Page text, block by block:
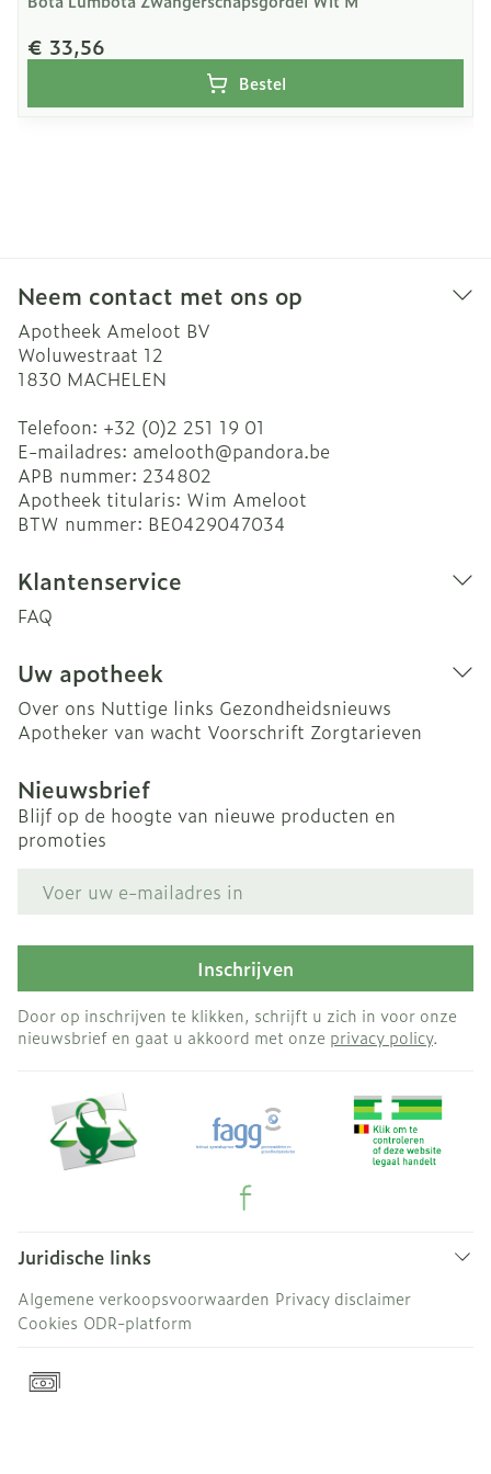
€ 33,56
Bestel
Neem contact met ons op
Apotheek Ameloot BV
Woluwestraat 12
1830 MACHELEN
Telefoon: +32 (0)2 251 19 01
E-mailadres: amelooth@pandora.be
APB nummer: 234802
Apotheek titularis: Wim Ameloot
BTW nummer: BE0429047034
Klantenservice
FAQ
Uw apotheek
Over ons Nuttige links Gezondheidsnieuws
Apotheker van wacht Voorschrift Zorgtarieven
Nieuwsbrief
Blijf op de hoogte van nieuwe producten en
promoties
Inschrijven
Door op inschrijven te klikken, schrijft u zich in voor onze
nieuwsbrief en gaat u akkoord met onze privacy policy.
Juridische links
Algemene verkoopsvoorwaarden Privacy disclaimer
Cookies ODR-platform